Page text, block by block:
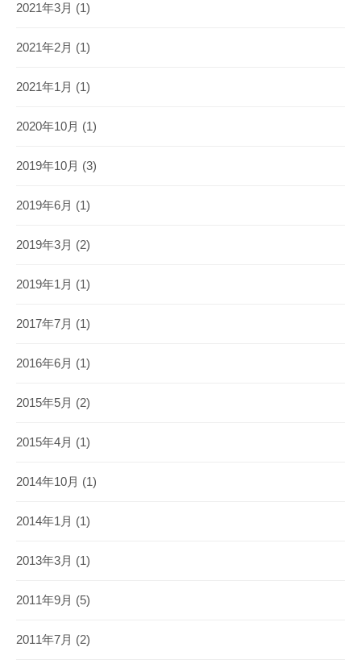
2021年3月 (1)
2021年2月 (1)
2021年1月 (1)
2020年10月 (1)
2019年10月 (3)
2019年6月 (1)
2019年3月 (2)
2019年1月 (1)
2017年7月 (1)
2016年6月 (1)
2015年5月 (2)
2015年4月 (1)
2014年10月 (1)
2014年1月 (1)
2013年3月 (1)
2011年9月 (5)
2011年7月 (2)